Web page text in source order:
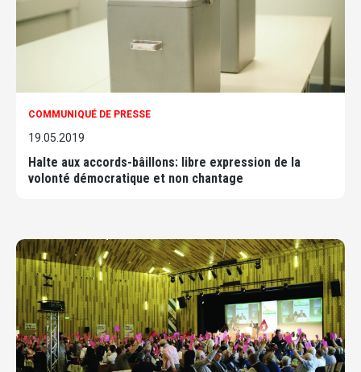
COMMUNIQUÉ DE PRESSE
19.05.2019
Halte aux accords-bâillons: libre expression de la
volonté démocratique et non chantage